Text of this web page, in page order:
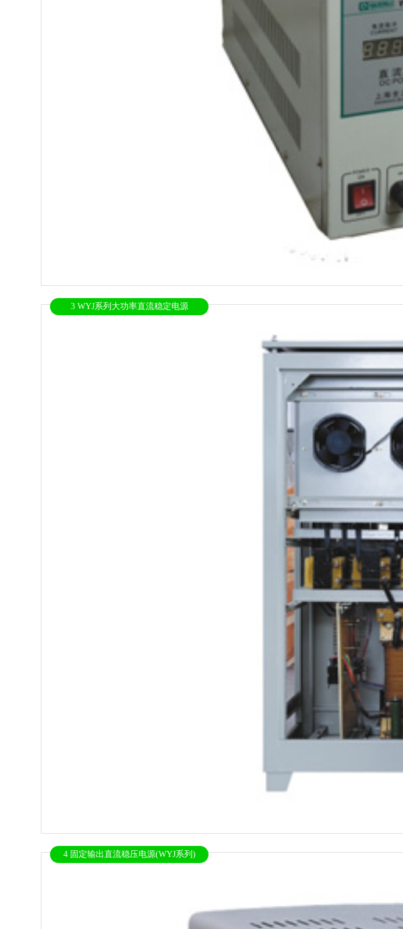
3 WYJ系列大功率直流稳定电源
4 固定输出直流稳压电源(WYJ系列)